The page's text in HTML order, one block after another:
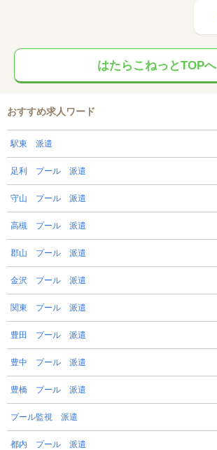
はたらこねっとTOPへ
おすすめ求人ワード
駅東 派遣
足利 プール 派遣
守山 プール 派遣
高槻 プール 派遣
郡山 プール 派遣
金沢 プール 派遣
関東 プール 派遣
豊田 プール 派遣
豊中 プール 派遣
豊橋 プール 派遣
プール監視 派遣
都内 プール 派遣